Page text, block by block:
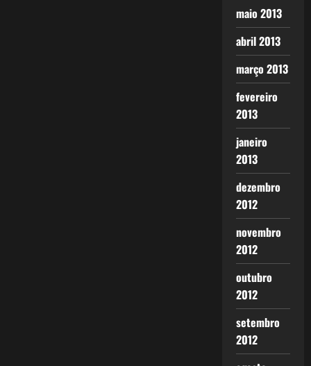
maio 2013
abril 2013
março 2013
fevereiro
2013
janeiro
2013
dezembro
2012
novembro
2012
outubro
2012
setembro
2012